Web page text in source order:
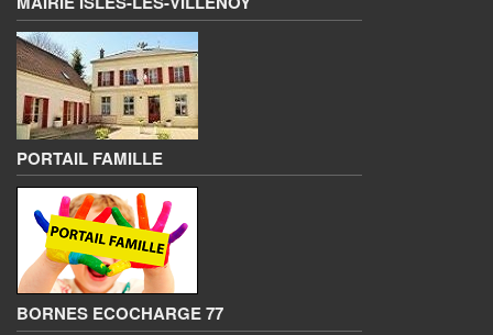
PORTAIL FAMILLE
BORNES ECOCHARGE 77